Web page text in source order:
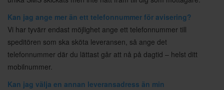
Kan jag ange mer än ett telefonnummer för avisering?
Vi har tyvärr endast möjlighet ange ett telefonnummer till
speditören som ska sköta leveransen, så ange det
telefonnummer där du lättast går att nå på dagtid – helst ditt
mobilnummer.
Kan jag välja en annan leveransadress än min